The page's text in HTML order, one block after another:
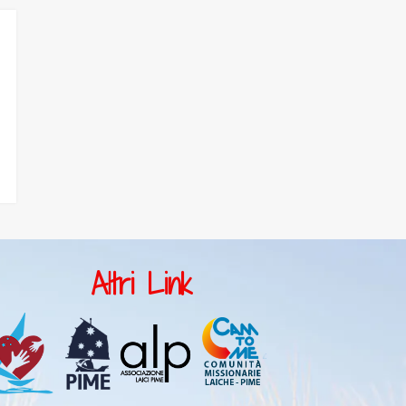
Altri Link